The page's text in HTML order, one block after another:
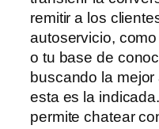
remitir a los
autoservicio,
o tu base de
buscando la
esta es la
permite chatear